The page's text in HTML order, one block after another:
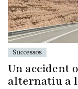
Successos
Un accident
alternatiu a